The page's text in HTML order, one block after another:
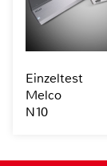
Einzeltest
Melco
N10